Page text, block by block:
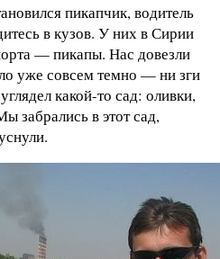
пикапчик, водитель
в кузов. У них в Сирии
— пикапы. Нас довезли
уже совсем темно — ни зги
какой-то сад: оливки,
забрались в этот сад,